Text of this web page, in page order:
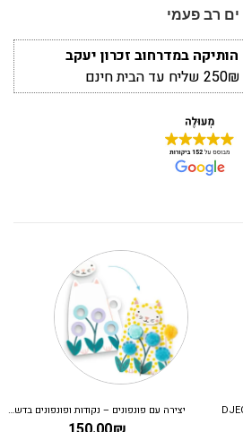
ים רב פעמי
במדרחוב זכרון יעקב
יצירה עם פונפונים – נקודות ופונפונים בדשא DJECO ערכת יצירה – עיצוב אופנה